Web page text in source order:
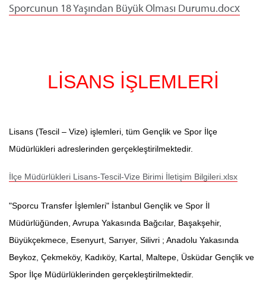
Sporcunun 18 Yaşından Büyük Olması Durumu.docx
LİSANS İŞLEMLERİ
Lisans (Tescil – Vize) işlemleri, tüm Gençlik ve Spor İlçe
Müdürlükleri adreslerinden gerçekleştirilmektedir.
İlçe Müdürlükleri Lisans-Tescil-Vize Birimi İletişim Bilgileri.xlsx
"Sporcu Transfer İşlemleri" İstanbul Gençlik ve Spor İl
Müdürlüğünden , Avrupa Yakasında Bağcılar, Başakşehir,
Büyükçekmece, Esenyurt, Sarıyer, Silivri ; Anadolu Yakasında
Beykoz, Çekmeköy, Kadıköy, Kartal, Maltepe, Üsküdar Gençlik ve
Spor İlçe Müdürlüklerinden gerçekleştirilmektedir.